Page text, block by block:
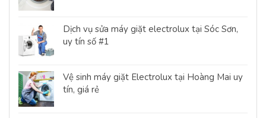
Dịch vụ sửa máy giặt electrolux tại Sóc Sơn,
uy tín số #1
Vệ sinh máy giặt Electrolux tại Hoàng Mai uy
tín, giá rẻ